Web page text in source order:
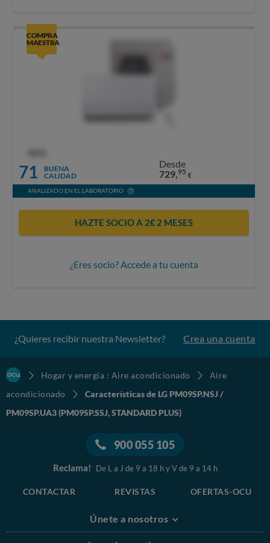
COMPRA
MAESTRA
71
BUENA
CALIDAD
Desde
729,95 €
ANALIZADO EN EL LABORATORIO
HAZTE SOCIO A 2€ 2 MESES
¿Eres socio? Accede a tu cuenta
¿Quieres recibir nuestra Newsletter? Crea una cuenta
Hogar y energía : Aire acondicionado
Aire
acondicionado
Características de LG PM09SP.NSJ /
PM09SP.UA3 (PM09SP.SSJ, STANDARD PLUS)
900 055 105
Reclama! De L a J de 9 a 18 h y V de 9 a 14 h
CONTACTAR REVISTAS OFERTAS-OCU
Únete a nosotros